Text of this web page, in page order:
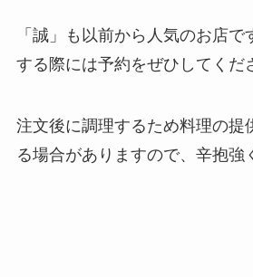
「誠」も以前から人気のお店で
する際には予約をぜひしてくだ
注文後に調理するため料理の提
る場合がありますので、辛抱強